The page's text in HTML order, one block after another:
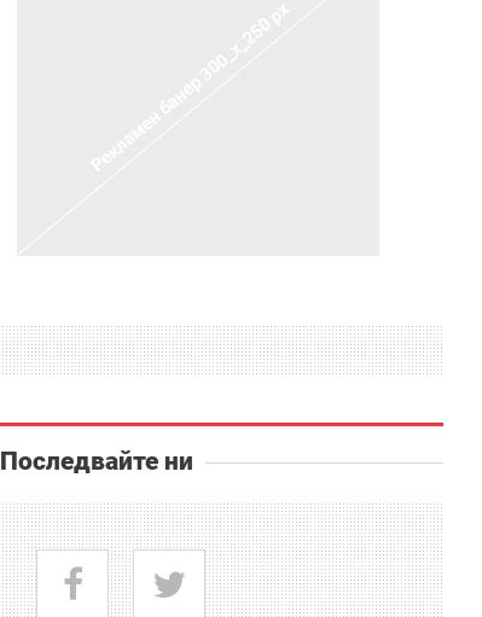
Последвайте ни